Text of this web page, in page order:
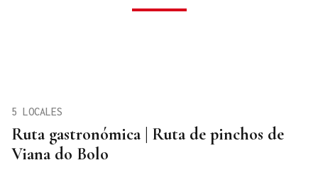
Ruta gastronómica | Ruta de pinchos de
Viana do Bolo
5 LOCALES